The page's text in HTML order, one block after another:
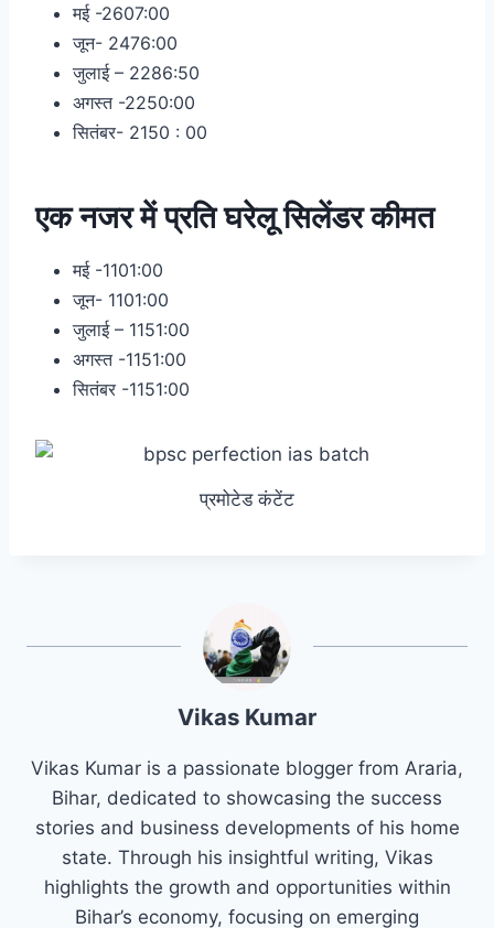
मई -2607:00
जून- 2476:00
जुलाई – 2286:50
अगस्त -2250:00
सितंबर- 2150 : 00
एक नजर में प्रति घरेलू सिलेंडर कीमत
मई -1101:00
जून- 1101:00
जुलाई – 1151:00
अगस्त -1151:00
सितंबर -1151:00
प्रमोटेड कंटेंट
Vikas Kumar
Vikas Kumar is a passionate blogger from Araria,
Bihar, dedicated to showcasing the success
stories and business developments of his home
state. Through his insightful writing, Vikas
highlights the growth and opportunities within
Bihar’s economy, focusing on emerging